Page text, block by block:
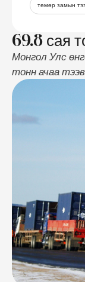
төмөр замын
69.8 сая
Монгол Улс
тонн ачаа
чиглэлд улс
ахуйн нэгж,
тонн ачаа